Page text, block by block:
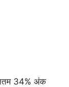
34% अंक